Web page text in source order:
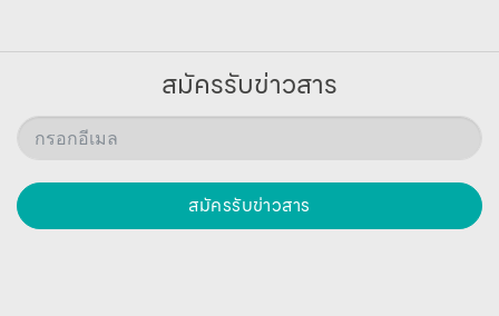
สมัครรับข่าวสาร
สมัครรับข่าวสาร